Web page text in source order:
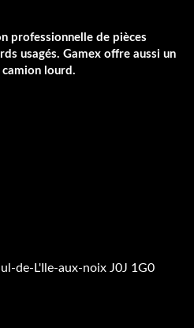
professionnelle de pièces
usagés. Gamex offre aussi un
lourd.
de-L'Ile-aux-noix J0J 1G0